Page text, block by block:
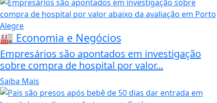
🏭 Economia e Negócios
Empresários são apontados em investigação
sobre compra de hospital por valor...
Saiba Mais